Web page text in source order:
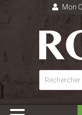
Mon